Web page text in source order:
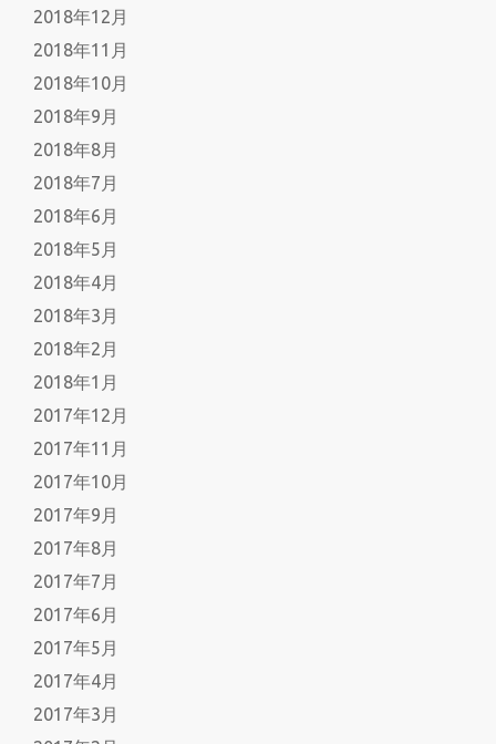
2018年12月
2018年11月
2018年10月
2018年9月
2018年8月
2018年7月
2018年6月
2018年5月
2018年4月
2018年3月
2018年2月
2018年1月
2017年12月
2017年11月
2017年10月
2017年9月
2017年8月
2017年7月
2017年6月
2017年5月
2017年4月
2017年3月